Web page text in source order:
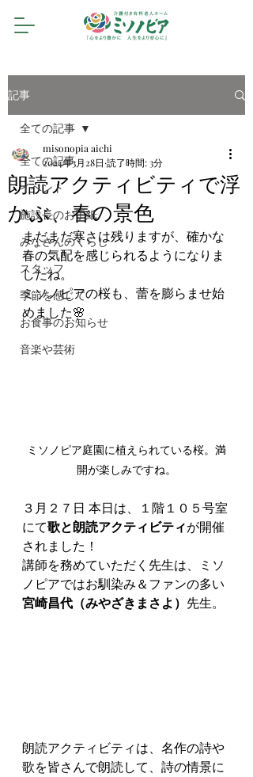
記事
全ての記事
イベント
施設長のお手紙
みなさんのくらし
スタッフ
季節を感じて
お食事のお知らせ
音楽や芸術
全ての記事
朗読アクティビティで浮
かぶ、春の景色
misonopia aichi
2024年3月28日 読了時間: 3分
まだまだ寒さは残りますが、確かな
春の気配を感じられるようになりま
したね。
ミソノピアの桜も、蕾を膨らませ始
めました🌸
ミソノピア庭園に植えられている桜。満
開が楽しみですね。
３月２７日 本日は、１階１０５号室
にて歌と朗読アクティビティが開催
されました！
講師を務めていただく先生は、ミソ
ノピアではお馴染み＆ファンの多い
宮崎昌代（みやざきまさよ） 先生。
朗読アクティビティは、名作の詩や
歌を皆さんで朗読して、詩の情景に